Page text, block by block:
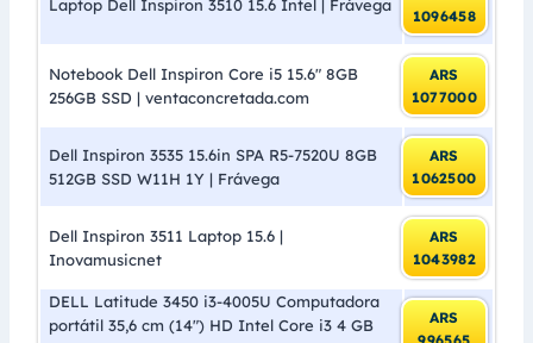
Laptop Dell Inspiron 3510 15.6 Intel | Frávega
1096458
Notebook Dell Inspiron Core i5 15.6″ 8GB
256GB SSD | ventaconcretada.com
ARS
1077000
Dell Inspiron 3535 15.6in SPA R5-7520U 8GB
512GB SSD W11H 1Y | Frávega
ARS
1062500
Dell Inspiron 3511 Laptop 15.6 |
Inovamusicnet
ARS
1043982
DELL Latitude 3450 i3-4005U Computadora
portátil 35,6 cm (14″) HD Intel Core i3 4 GB
ARS